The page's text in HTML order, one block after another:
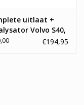
uitlaat +
Volvo S40,
€194,95